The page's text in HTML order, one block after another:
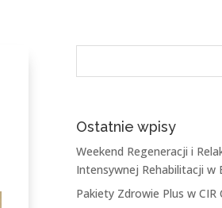
Ostatnie wpisy
Weekend Regeneracji i
Intensywnej Rehabilitacji w
Pakiety Zdrowie Plus w CIR